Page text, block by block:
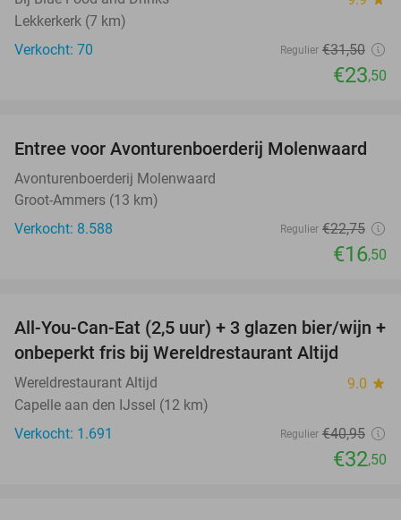
Lekkerkerk (7 km)
Verkocht: 70
Regulier €31,50
€23,50
27%
Entree voor Avonturenboerderij Molenwaard
Avonturenboerderij Molenwaard
Groot-Ammers (13 km)
Verkocht: 8.588
Regulier €22,75
€16,50
21%
All-You-Can-Eat (2,5 uur) + 3 glazen bier/wijn +
onbeperkt fris bij Wereldrestaurant Altijd
Wereldrestaurant Altijd 9.0 star
Capelle aan den IJssel (12 km)
Verkocht: 1.691
Regulier €40,95
€32,50